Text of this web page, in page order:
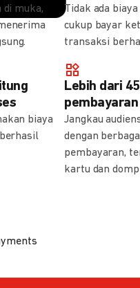
di muka,
Tidak ada
cukup bayar
transaksi
biaya
Lebih dari
pembayaran
Jangkau
dengan
pembayaran,
kartu dan